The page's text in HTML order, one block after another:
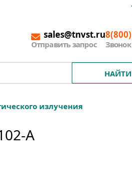
sales@tnvst.ru
Отправить запрос
НАЙТИ
излучения
A